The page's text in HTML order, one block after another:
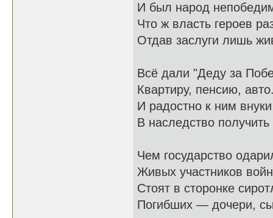
И был народ
Что ж власть героев
Отдав заслуги лишь
Всё дали "Деду за
Квартиру, пенсию,
И радостно к ним
В наследство получить
Чем государство
Живых участников
Стоят в сторонке
Погибших — дочери,